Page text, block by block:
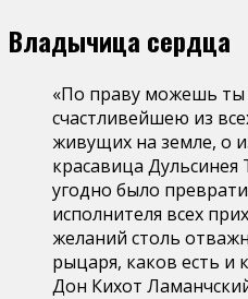
Владычица сердца
«По праву можешь ты
счастливейшею из
живущих на земле, о
красавица Дульсинея
угодно было
исполнителя всех
желаний столь
рыцаря, каков есть и
Дон Кихот